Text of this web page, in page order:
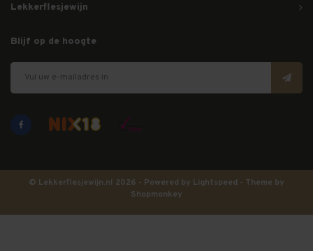
Lekkerflesjewijn
Blijf op de hoogte
© Lekkerflesjewijn.nl 2026 - Powered by Lightspeed - Theme by
Shopmonkey